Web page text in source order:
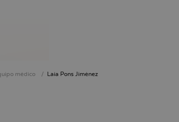
médico Laia Pons Jiménez